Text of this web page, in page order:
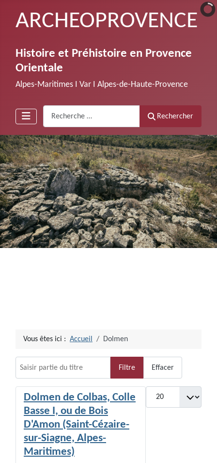
ARCHEOPROVENCE
Histoire et Préhistoire en Provence
Orientale
Alpes-Maritimes Ι Var Ι Alpes-de-Haute-Provence
Rechercher
Vous êtes ici : Accueil Dolmen
Filtre Effacer
Afficher #
Dolmen de Colbas, Colle
Basse I, ou de Bois
D'Amon (Saint-Cézaire-
sur-Siagne, Alpes-
Maritimes)